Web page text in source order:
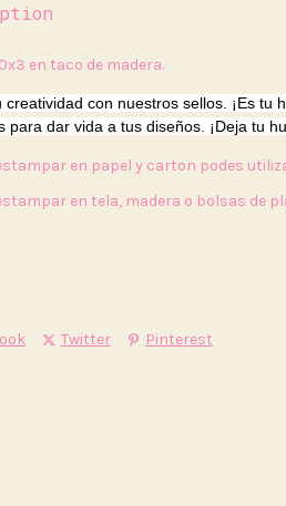
en taco de madera.
creatividad con nuestros sellos. ¡Es
para dar vida a tus diseños. ¡Deja tu
en papel y carton podes
en tela, madera o bolsas de
Twitter Pinterest